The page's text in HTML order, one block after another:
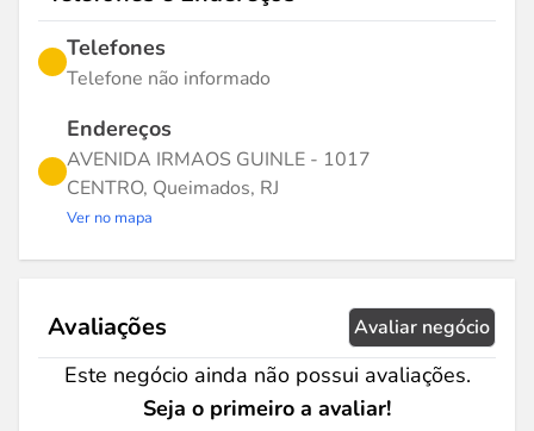
Telefones
Telefone não informado
Endereços
AVENIDA IRMAOS GUINLE - 1017
CENTRO, Queimados, RJ
Ver no mapa
Avaliações Avaliar negócio
Este negócio ainda não possui avaliações.
Seja o primeiro a avaliar!